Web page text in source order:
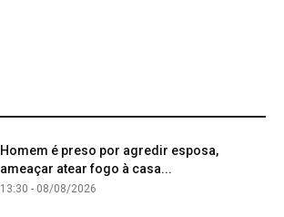
Homem é preso por agredir esposa,
ameaçar atear fogo à casa...
13:30 - 08/08/2026